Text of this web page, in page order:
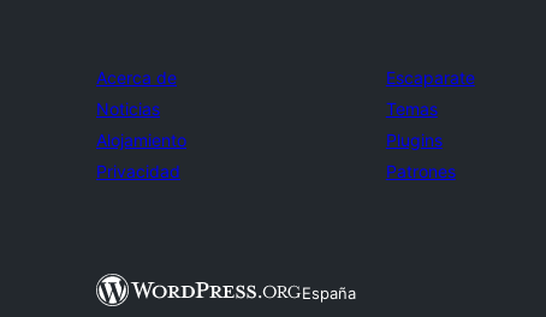
Acerca de
Noticias
Alojamiento
Privacidad
Escaparate
Temas
Plugins
Patrones
España